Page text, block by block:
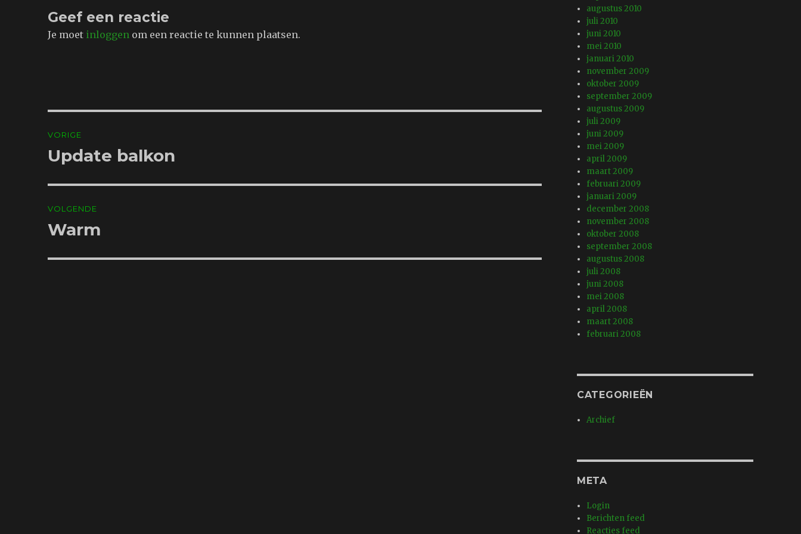
Geef een reactie
Je moet inloggen om een reactie te kunnen plaatsen.
navigatie
VORIGE
Vorig
Update balkon
VOLGENDE
Volgend
Warm
augustus 2010
juli 2010
juni 2010
mei 2010
januari 2010
november 2009
oktober 2009
september 2009
augustus 2009
juli 2009
juni 2009
mei 2009
april 2009
maart 2009
februari 2009
januari 2009
december 2008
november 2008
oktober 2008
september 2008
augustus 2008
juli 2008
juni 2008
mei 2008
april 2008
maart 2008
februari 2008
CATEGORIEËN
Archief
META
Login
Berichten feed
Reacties feed